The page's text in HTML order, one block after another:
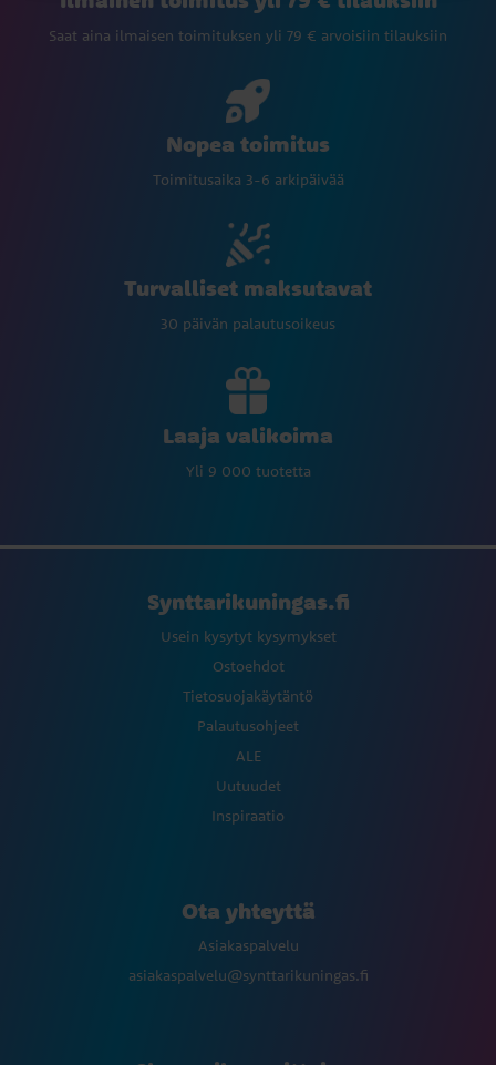
Saat aina ilmaisen toimituksen yli 79 € arvoisiin tilauksiin
Nopea toimitus
Toimitusaika 3-6 arkipäivää
Turvalliset maksutavat
30 päivän palautusoikeus
Laaja valikoima
Yli 9 000 tuotetta
Synttarikuningas.fi
Usein kysytyt kysymykset
Ostoehdot
Tietosuojakäytäntö
Palautusohjeet
ALE
Uutuudet
Inspiraatio
Ota yhteyttä
Asiakaspalvelu
asiakaspalvelu@synttarikuningas.fi